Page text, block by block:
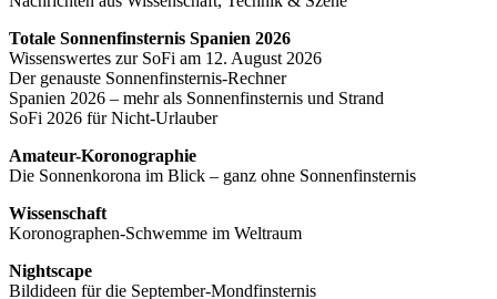
Totale Sonnenfinsternis Spanien 2026
Wissenswertes zur SoFi am 12. August 2026
Der genauste Sonnenfinsternis-Rechner
Spanien 2026 – mehr als Sonnenfinsternis und Strand
SoFi 2026 für Nicht-Urlauber
Amateur-Koronographie
Die Sonnenkorona im Blick – ganz ohne Sonnenfinsternis
Wissenschaft
Koronographen-Schwemme im Weltraum
Nightscape
Bildideen für die September-Mondfinsternis